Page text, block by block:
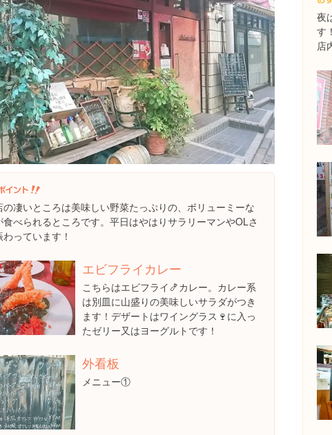
の凄いところは美味しい野菜たっぷりの、ボリューミーな
食べられるところです。平日はやはりサラリーマンやOLさ
っています！
エビフライカレー
こちらはエビフライ🍤カレー。カレー系
は別皿に山盛りの美味しいサラダがつき
ます！デザートはワイングラス🍷に入っ
たゼリー又はヨーグルトです！
外看板
夜
す！
店